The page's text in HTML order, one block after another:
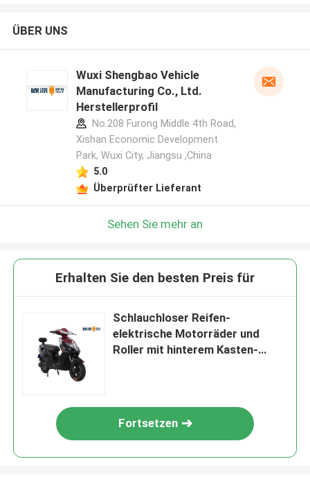
ÜBER UNS
Wuxi Shengbao Vehicle
Manufacturing Co., Ltd.
Herstellerprofil
No.208 Furong Middle 4th Road,
Xishan Economic Development
Park, Wuxi City, Jiangsu ,China
5.0
Überprüfter Lieferant
Sehen Sie mehr an
Erhalten Sie den besten Preis für
Schlauchloser Reifen-
elektrische Motorräder und
Roller mit hinterem Kasten-
Fortsetzen